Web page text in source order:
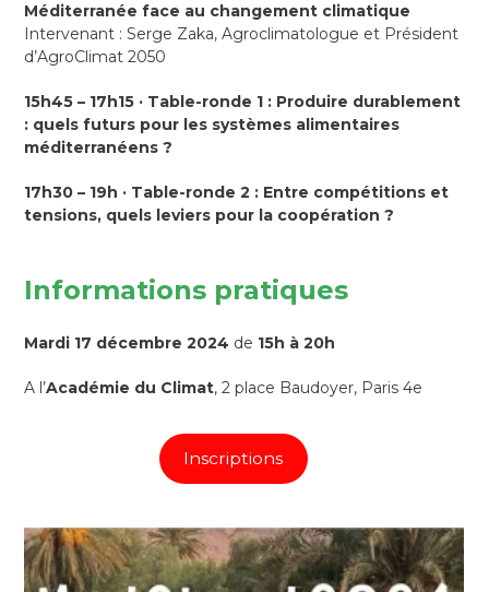
Méditerranée face au changement climatique
Intervenant : Serge Zaka, Agroclimatologue et Président
d’AgroClimat 2050
15h45 – 17h15 · Table-ronde 1 : Produire durablement
: quels futurs pour les systèmes alimentaires
méditerranéens ?
17h30 – 19h · Table-ronde 2 : Entre compétitions et
tensions, quels leviers pour la coopération ?
Informations pratiques
Mardi 17 décembre 2024 de 15h à 20h
A l’Académie du Climat, 2 place Baudoyer, Paris 4e
Inscriptions